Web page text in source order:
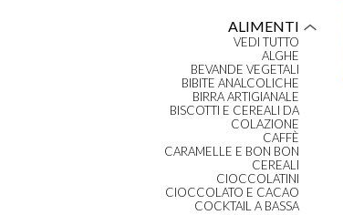
ALIMENTI
VEDI TUTTO
ALGHE
BEVANDE VEGETALI
BIBITE ANALCOLICHE
BIRRA ARTIGIANALE
BISCOTTI E CEREALI DA
COLAZIONE
CAFFÈ
CARAMELLE E BON BON
CEREALI
CIOCCOLATINI
CIOCCOLATO E CACAO
COCKTAIL A BASSA